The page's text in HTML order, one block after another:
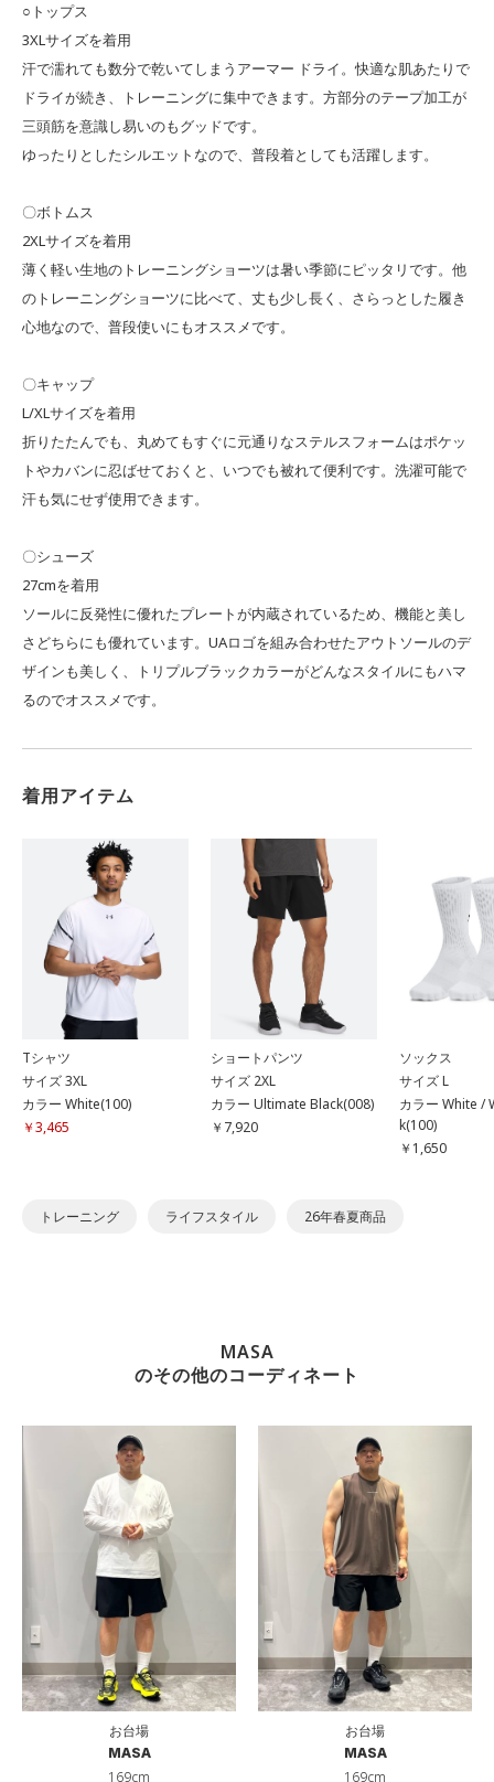
○トップス
3XLサイズを着用
汗で濡れても数分で乾いてしまうアーマー ドライ。快適な肌あたりで
ドライが続き、トレーニングに集中できます。方部分のテープ加工が
三頭筋を意識し易いのもグッドです。
ゆったりとしたシルエットなので、普段着としても活躍します。
〇ボトムス
2XLサイズを着用
薄く軽い生地のトレーニングショーツは暑い季節にピッタリです。他
のトレーニングショーツに比べて、丈も少し長く、さらっとした履き
心地なので、普段使いにもオススメです。
〇キャップ
L/XLサイズを着用
折りたたんでも、丸めてもすぐに元通りなステルスフォームはポケッ
トやカバンに忍ばせておくと、いつでも被れて便利です。洗濯可能で
汗も気にせず使用できます。
〇シューズ
27cmを着用
ソールに反発性に優れたプレートが内蔵されているため、機能と美し
さどちらにも優れています。UAロゴを組み合わせたアウトソールのデ
ザインも美しく、トリプルブラックカラーがどんなスタイルにもハマ
るのでオススメです。
着用アイテム
Tシャツ
サイズ 3XL
カラー White(100)
￥3,465
ショートパンツ
サイズ 2XL
カラー Ultimate Black(008)
￥7,920
ソックス
サイズ L
カラー White /
k(100)
￥1,650
トレーニング ライフスタイル 26年春夏商品
MASA
のその他のコーディネート
お台場
MASA
169cm
お台場
MASA
169cm